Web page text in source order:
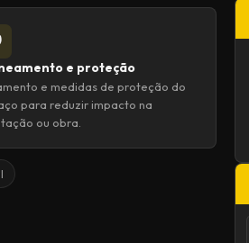
e proteção
e medidas de proteção do
para reduzir impacto na
ou obra.